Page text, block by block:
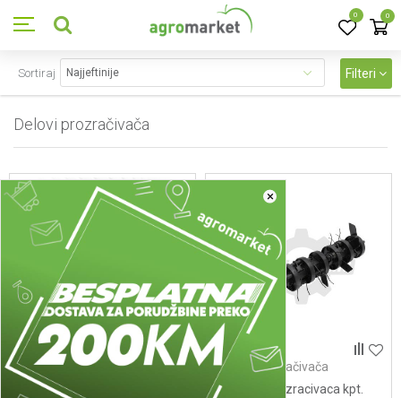
0 0
×
Delovi prozračivača
Sortiraj Filteri
Delovi prozračivača
BE00AW00000 - KAJLA
Delovi prozračivača
Osovina prozracivaca kpt.